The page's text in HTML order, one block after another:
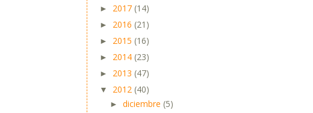
► 2017 (14)
► 2016 (21)
► 2015 (16)
► 2014 (23)
► 2013 (47)
▼ 2012 (40)
► diciembre (5)